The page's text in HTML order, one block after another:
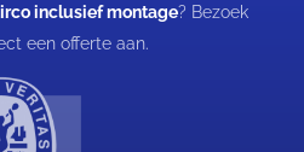
inclusief montage? Bezoek
een offerte aan.